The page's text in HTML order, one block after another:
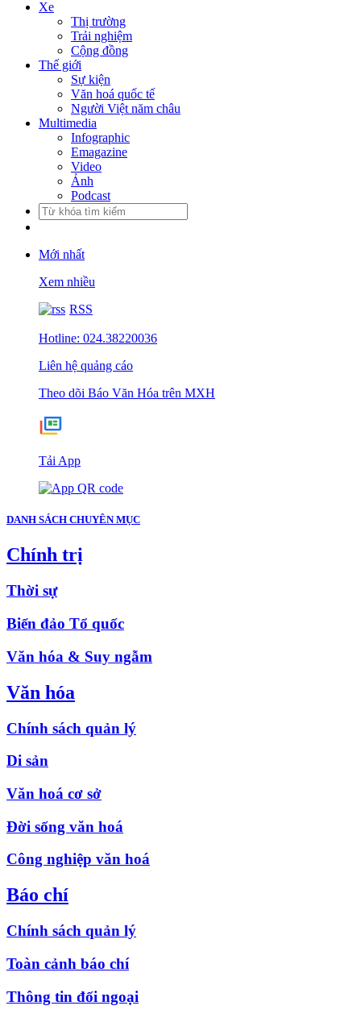
Xe
Thị trường
Trải nghiệm
Cộng đồng
Thế giới
Sự kiện
Văn hoá quốc tế
Người Việt năm châu
Multimedia
Infographic
Emagazine
Video
Ảnh
Podcast
Mới nhất
Xem nhiều
RSS
Hotline: 024.38220036
Liên hệ quảng cáo
Theo dõi Báo Văn Hóa trên MXH
Tải App
DANH SÁCH CHUYÊN MỤC
Chính trị
Thời sự
Biển đảo Tổ quốc
Văn hóa & Suy ngẫm
Văn hóa
Chính sách quản lý
Di sản
Văn hoá cơ sở
Đời sống văn hoá
Công nghiệp văn hoá
Báo chí
Chính sách quản lý
Toàn cảnh báo chí
Thông tin đối ngoại